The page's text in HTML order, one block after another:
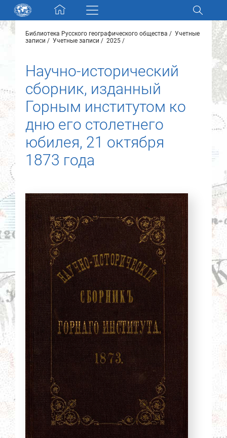
Skip navigation
Разделы и коллекции
Электронный каталог
Новости
О нас
Контакты
Партнеры
Найти
Библиотека Русского географического общества
Учетные
записи
Учетные записи 2025
Научно-исторический
сборник, изданный
Горным институтом ко
дню его столетнего
юбилея, 21 октября
1873 года